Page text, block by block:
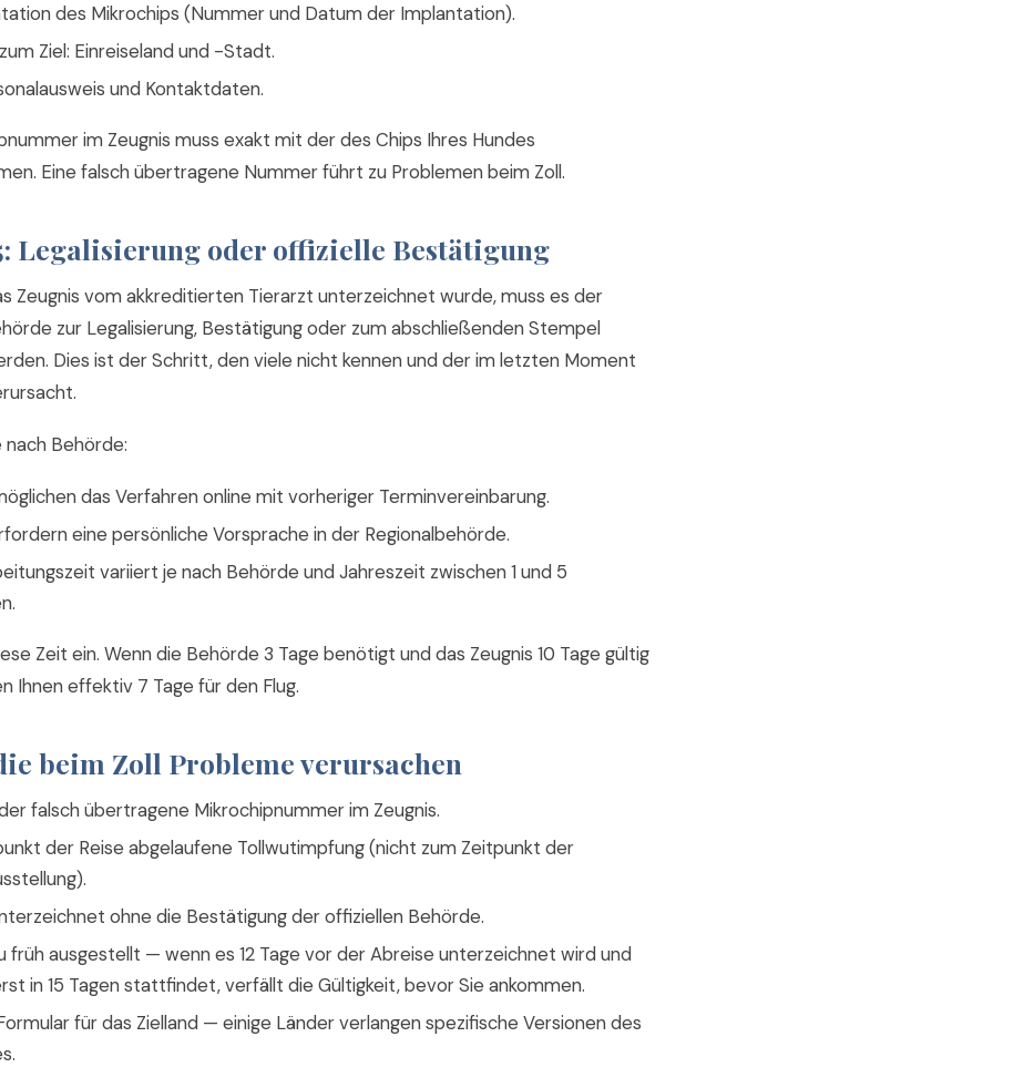
des Mikrochips (Nummer und Datum der Implantation).
Ziel: Einreiseland und -Stadt.
und Kontaktdaten.
im Zeugnis muss exakt mit der des Chips Ihres Hundes
Eine falsch übertragene Nummer führt zu Problemen beim Zoll.
Legalisierung oder offizielle Bestätigung
Zeugnis vom akkreditierten Tierarzt unterzeichnet wurde, muss es der
zur Legalisierung, Bestätigung oder zum abschließenden Stempel
Dies ist der Schritt, den viele nicht kennen und der im letzten Moment
Behörde:
das Verfahren online mit vorheriger Terminvereinbarung.
eine persönliche Vorsprache in der Regionalbehörde.
variiert je nach Behörde und Jahreszeit zwischen 1 und 5
Zeit ein. Wenn die Behörde 3 Tage benötigt und das Zeugnis 10 Tage gültig
Ihnen effektiv 7 Tage für den Flug.
beim Zoll Probleme verursachen
falsch übertragene Mikrochipnummer im Zeugnis.
der Reise abgelaufene Tollwutimpfung (nicht zum Zeitpunkt der
ohne die Bestätigung der offiziellen Behörde.
früh ausgestellt — wenn es 12 Tage vor der Abreise unterzeichnet wird und
in 15 Tagen stattfindet, verfällt die Gültigkeit, bevor Sie ankommen.
für das Zielland — einige Länder verlangen spezifische Versionen des